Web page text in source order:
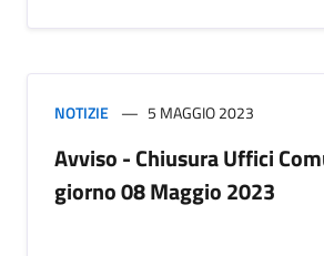
NOTIZIE 5 MAGGIO 2023
Avviso - Chiusura Uffici
giorno 08 Maggio 2023